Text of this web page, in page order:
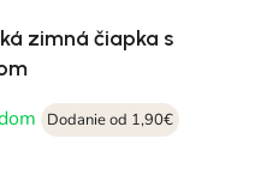
zimná čiapka s
Dodanie od 1,90€